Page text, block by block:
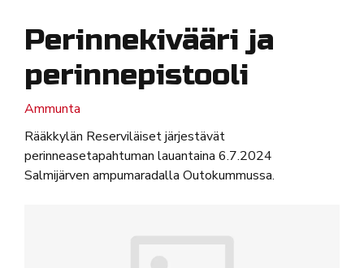
Perinnekivääri ja
perinnepistooli
Ammunta
Rääkkylän Reserviläiset järjestävät
perinneasetapahtuman lauantaina 6.7.2024
Salmijärven ampumaradalla Outokummussa.